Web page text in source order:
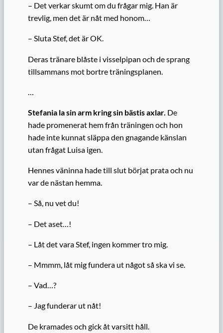
– Det verkar skumt om du frågar mig. Han är
trevlig, men det är nåt med honom…
– Sluta Stef, det är OK.
Deras tränare blåste i visselpipan och de sprang
tillsammans mot bortre träningsplanen.
Stefania la sin arm kring sin bästis axlar. De
hade promenerat hem från träningen och hon
hade inte kunnat släppa den gnagande känslan
utan frågat Luisa igen.
Hennes väninna hade till slut börjat prata och nu
var de nästan hemma.
– Så, nu vet du!
– Det aset…!
– Låt det vara Stef, ingen kommer tro mig.
– Mmmm, låt mig fundera ut något så ska vi se.
– Vad…?
– Jag funderar ut nåt!
De kramades och gick åt varsitt håll.